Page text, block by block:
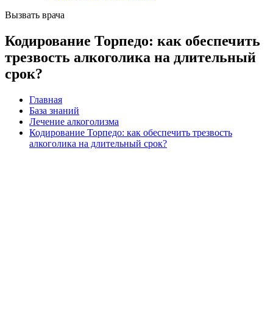
Вызвать врача
Кодирование Торпедо: как обеспечить
трезвость алкоголика на длительный
срок?
Главная
База знаний
Лечение алкоголизма
Кодирование Торпедо: как обеспечить трезвость
алкоголика на длительный срок?